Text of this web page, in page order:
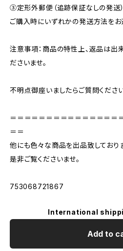
③定形外郵便（追跡保証なしの発送）
ご購入時にいずれかの発送方法をお
注意事項：商品の特性上、返品は出
ださいませ。
不明点御座いましたらご質問ください
＝＝＝＝＝＝＝＝＝＝＝＝＝＝＝
＝＝
他にも色々な商品を出品致しており
是非ご覧くださいませ。
753068721867
International
Add to